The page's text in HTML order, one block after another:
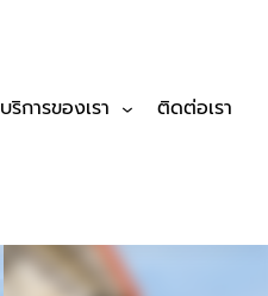
บริการของเรา ติดต่อเรา